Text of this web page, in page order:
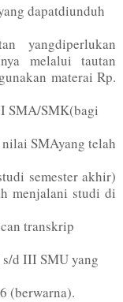
dapatdiunduh
yangdiperlukan
melalui tautan
materai Rp.
SMA/SMK(bagi
SMAyang telah
semester akhir)
menjalani studi di
transkrip
s/d III SMU yang
(berwarna).